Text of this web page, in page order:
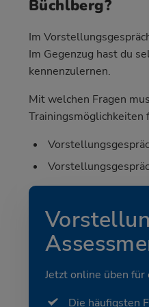
Büchlberg?
Im
Im Gegenzug hast du
kennenzulernen.
Mit welchen Fragen
Trainingsmöglichkeiten
Jetzt online üben für
Die häufigsten